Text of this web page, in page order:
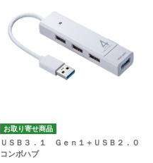
お取り寄せ商品
ＵＳＢ３．１ Ｇｅｎ１＋ＵＳＢ２．０
コンボハブ